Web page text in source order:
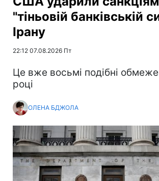
"тіньовій банківській
Ірану
22:12 07.08.2026 Пт
Це вже восьмі подібні
році
ОЛЕНА БДЖОЛА